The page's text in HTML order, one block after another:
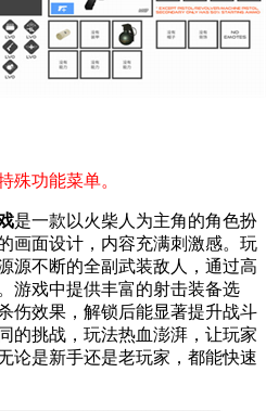
殊功能菜单。
是一款以火柴人为主角的角色扮
画面设计，内容充满刺激感。玩
源不断的全副武装敌人，通过高
游戏中提供丰富的射击装备选
伤效果，解锁后能显著提升战斗
的挑战，玩法热血澎湃，让玩家
论是新手还是老玩家，都能快速